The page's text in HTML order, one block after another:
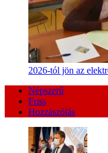
2026-tól jön az
Népszerű
Friss
Hozzászólás